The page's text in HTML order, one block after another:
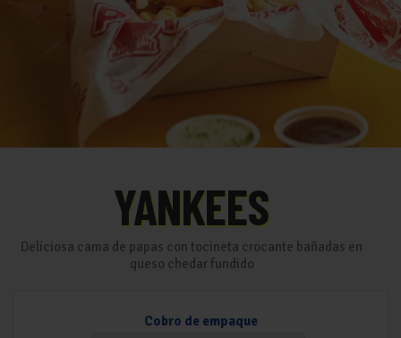
YANKEES
Deliciosa cama de papas con tocineta crocante bañadas en
queso chedar fundido
Cobro de empaque